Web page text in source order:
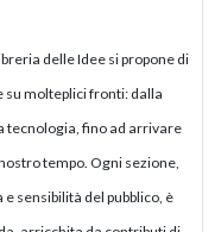
delle Idee si propone di
su molteplici fronti: dalla
tecnologia, fino ad arrivare
tempo. Ogni sezione,
sensibilità del pubblico, è